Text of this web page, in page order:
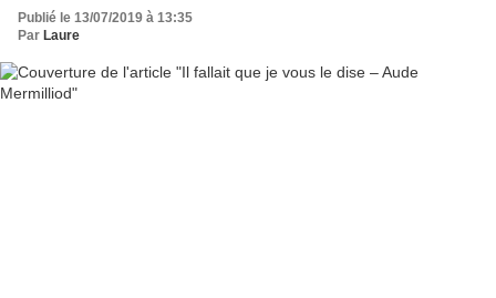
Publié le 13/07/2019 à 13:35
Par Laure